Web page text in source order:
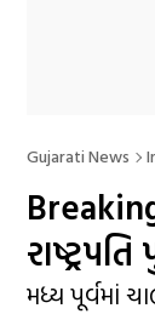
Gujarati News
મધ્ય પૂર્વમાં